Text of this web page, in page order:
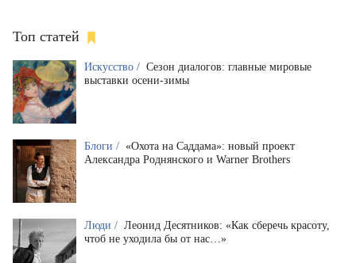
Топ статей
Искусство / Сезон диалогов: главные мировые
выставки осени-зимы
Блоги / «Охота на Саддама»: новый проект
Александра Роднянского и Warner Brothers
Люди / Леонид Десятников: «Как сберечь красоту,
чтоб не уходила бы от нас…»